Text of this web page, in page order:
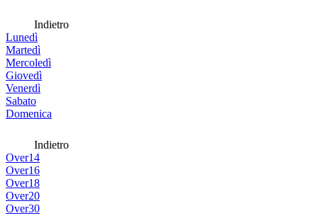
Indietro
Lunedì
Martedì
Mercoledì
Giovedì
Venerdì
Sabato
Domenica
Indietro
Over14
Over16
Over18
Over20
Over30